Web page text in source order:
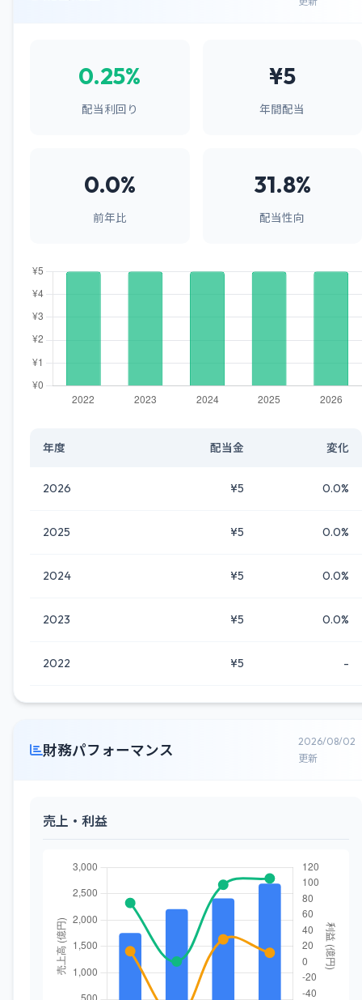
0.25%
配当利回り
¥5
年間配当
0.0%
前年比
31.8%
配当性向
年度 配当金 変化
2026 ¥5 0.0%
2025 ¥5 0.0%
2024 ¥5 0.0%
2023 ¥5 0.0%
2022 ¥5 -
財務パフォーマンス
2026/08/02
更新
売上・利益